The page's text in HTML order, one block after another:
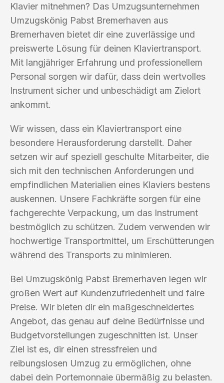
Klavier mitnehmen? Das Umzugsunternehmen
Umzugskönig Pabst Bremerhaven aus
Bremerhaven bietet dir eine zuverlässige und
preiswerte Lösung für deinen Klaviertransport.
Mit langjähriger Erfahrung und professionellem
Personal sorgen wir dafür, dass dein wertvolles
Instrument sicher und unbeschädigt am Zielort
ankommt.
Wir wissen, dass ein Klaviertransport eine
besondere Herausforderung darstellt. Daher
setzen wir auf speziell geschulte Mitarbeiter, die
sich mit den technischen Anforderungen und
empfindlichen Materialien eines Klaviers bestens
auskennen. Unsere Fachkräfte sorgen für eine
fachgerechte Verpackung, um das Instrument
bestmöglich zu schützen. Zudem verwenden wir
hochwertige Transportmittel, um Erschütterungen
während des Transports zu minimieren.
Bei Umzugskönig Pabst Bremerhaven legen wir
großen Wert auf Kundenzufriedenheit und faire
Preise. Wir bieten dir ein maßgeschneidertes
Angebot, das genau auf deine Bedürfnisse und
Budgetvorstellungen zugeschnitten ist. Unser
Ziel ist es, dir einen stressfreien und
reibungslosen Umzug zu ermöglichen, ohne
dabei dein Portemonnaie übermäßig zu belasten.